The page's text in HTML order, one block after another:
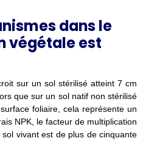
dans le
végétale est
sur un sol stérilisé atteint 7 cm
que sur un sol natif non stérilisé
foliaire, cela représente un
NPK, le facteur de multiplication
vivant est de plus de cinquante